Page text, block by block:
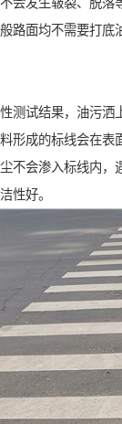
会发生皲裂、脱落
路面均不需要打底
测试结果，油污洒
形成的标线会在表
不会渗入标线内，
性好。